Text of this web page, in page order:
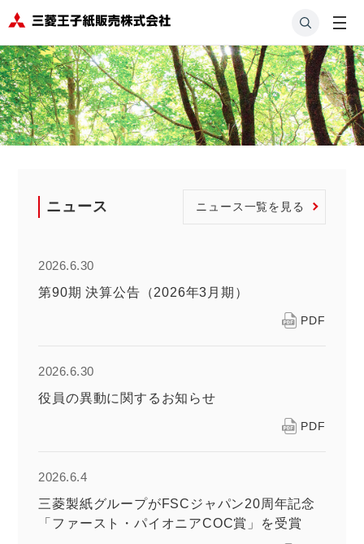
ニュース ニュース一覧を見る
2026.6.30
第90期 決算公告（2026年3月期）
PDF
2026.6.30
役員の異動に関するお知らせ
PDF
2026.6.4
三菱製紙グループがFSCジャパン20周年記念
「ファースト・パイオニアCOC賞」を受賞